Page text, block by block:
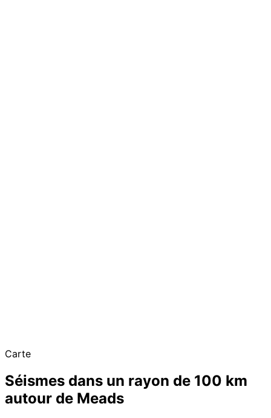
Carte
Séismes dans un rayon de 100 km
autour de Meads